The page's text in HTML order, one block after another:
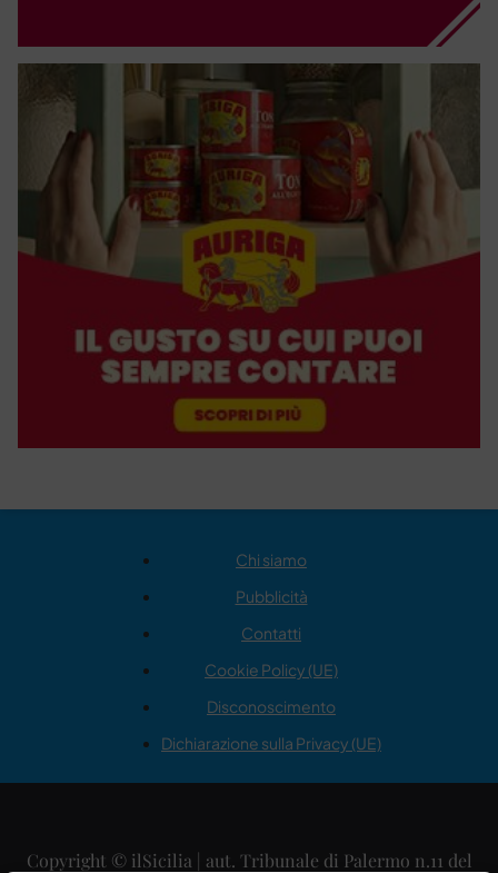
Chi siamo
Pubblicità
Contatti
Cookie Policy (UE)
Disconoscimento
Dichiarazione sulla Privacy (UE)
Copyright © ilSicilia | aut. Tribunale di Palermo n.11 del